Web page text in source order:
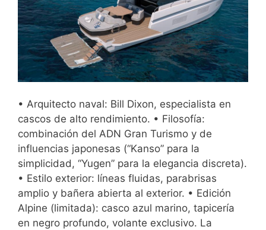
• Arquitecto naval: Bill Dixon, especialista en
cascos de alto rendimiento. • Filosofía:
combinación del ADN Gran Turismo y de
influencias japonesas (“Kanso” para la
simplicidad, “Yugen” para la elegancia discreta).
• Estilo exterior: líneas fluidas, parabrisas
amplio y bañera abierta al exterior. • Edición
Alpine (limitada): casco azul marino, tapicería
en negro profundo, volante exclusivo. La